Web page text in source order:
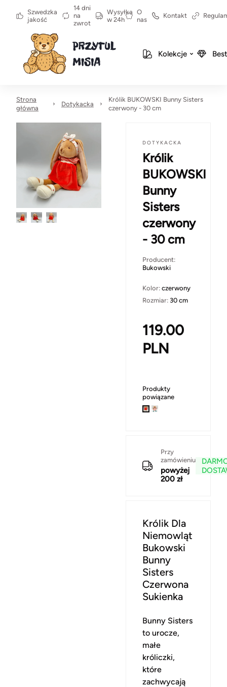
Szwedzka
jakość
14 dni
na
zwrot
Wysyłka
w 24h
O
nas
Kontakt
Kolekcje
Strona
główna
Dotykacka
Królik BUKOWSKI Bunny Sisters
czerwony - 30 cm
DOTYKACKA
Królik
BUKOWSKI
Bunny
Sisters
czerwony
- 30 cm
Producent:
Bukowski
Kolor: czerwony
Rozmiar: 30 cm
119.00
PLN
Produkty
powiązane
Przy
zamówieniu
powyżej
200 zł
Królik Dla
Niemowląt
Bukowski
Bunny
Sisters
Czerwona
Sukienka
Bunny Sisters
to urocze,
małe
króliczki,
które
zachwycają